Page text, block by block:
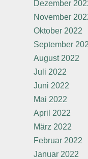
Dezember
November
Oktober 2022
September
August 2022
Juli 2022
Juni 2022
Mai 2022
April 2022
März 2022
Februar 2022
Januar 2022